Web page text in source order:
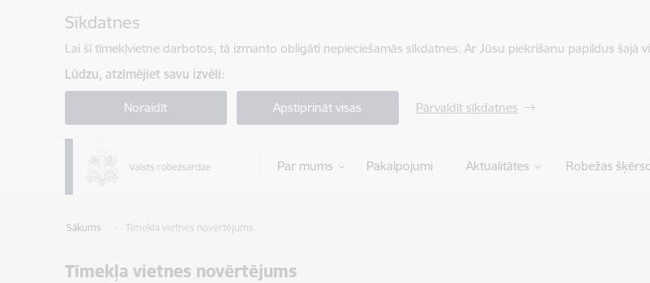
Sīkdatnes
Lai šī tīmekļvietne darbotos, tā izmanto obligāti nepieciešamās sīkdatnes. Ar Jūsu piekrišanu papildus
Lūdzu, atzīmējiet savu izvēli:
Noraidīt Apstiprināt visas Pārvaldīt sīkdatnes
Par mums Pakalpojumi Aktualitātes Robežas
Sākums Tīmekļa vietnes novērtējums
Tīmekļa vietnes novērtējums